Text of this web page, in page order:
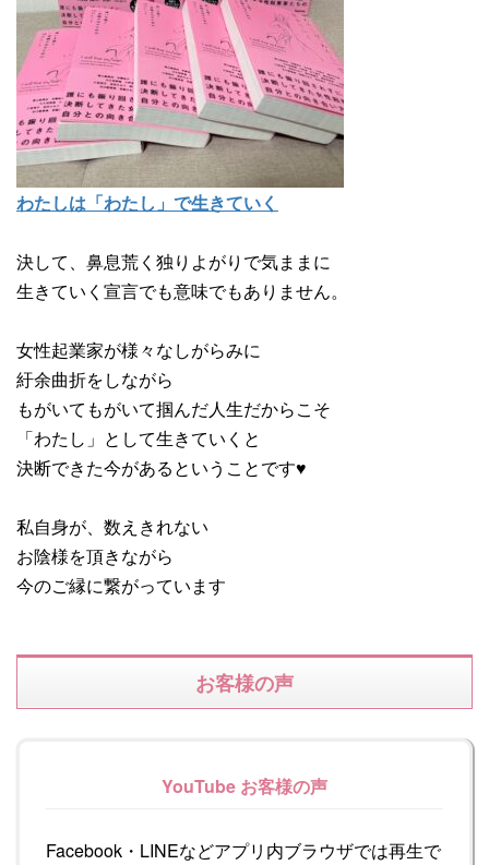
わたしは「わたし」で生きていく
決して、鼻息荒く独りよがりで気ままに
生きていく宣言でも意味でもありません。
女性起業家が様々なしがらみに
紆余曲折をしながら
もがいてもがいて掴んだ人生だからこそ
「わたし」として生きていくと
決断できた今があるということです♥
私自身が、数えきれない
お陰様を頂きながら
今のご縁に繋がっています
お客様の声
YouTube お客様の声
Facebook・LINEなどアプリ内ブラウザでは再生で